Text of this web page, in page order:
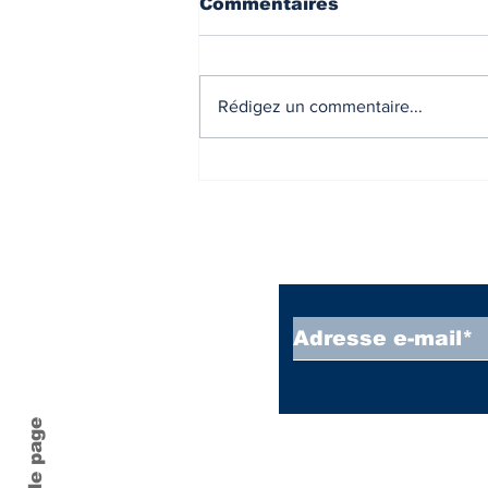
Commentaires
Rédigez un commentaire...